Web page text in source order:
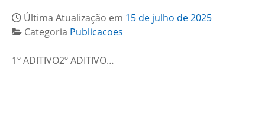
Última Atualização em 15 de julho de 2025
Categoria Publicacoes
1º ADITIVO2º ADITIVO…